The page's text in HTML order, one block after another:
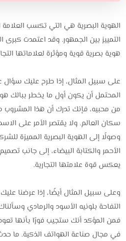
الهوية البصرية هي التي تكسب
التمييز بين الجمهور. وقد اعتمدت كبرى
هوية بصرية قوية ومؤثرة لعلاماتها
على سبيل المثال، إذا طرح عليك
المحتمل أن يكون أول ما يخطر ببالك
من محبيه، فإنك تدرك أن هذا
سكان العالم. ولا يقتصر الأمر على
وصولًا إلى الهوية البصرية المميزة
الأحمر والكتابة البيضاء، إلى جانب
يعكس قوة علامتها التجارية.
وعلى سبيل المثال أيضًا، إذا عرضنا
التفاحة بلونيه الأسود والرمادي
فمن المؤكد أنك ستجيب فورًا بأنها
في مجال صناعة الهواتف الذكية. ما